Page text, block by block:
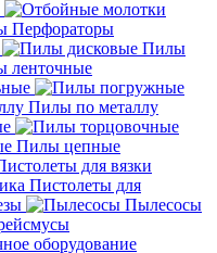
Перфораторы
Пилы
ленточные
Пилы по металлу
Пилы цепные
для вязки
Пистолеты для
Пылесосы
оборудование